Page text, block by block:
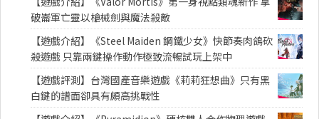
破崙軍亡靈以槍械劍與魔法殺敵
【遊戲介紹】《Steel Maiden 鋼鐵少女》快節奏肉鴿砍
殺遊戲 只靠兩鍵操作動作極致流暢試玩上架中
【遊戲評測】台灣國產音樂遊戲《莉莉狂想曲》只有黑
白鍵的譜面卻具有頗高挑戰性